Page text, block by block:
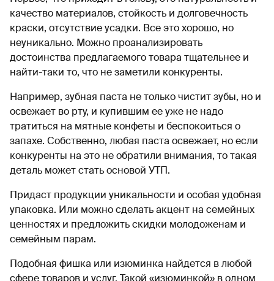
качество материалов, стойкость и долговечность
краски, отсутствие усадки. Все это хорошо, но
неуникально. Можно проанализировать
достоинства предлагаемого товара тщательнее и
найти-таки то, что не заметили конкуренты.
Например, зубная паста не только чистит зубы, но и
освежает во рту, и купившим ее уже не надо
тратиться на мятные конфеты и беспокоиться о
запахе. Собственно, любая паста освежает, но если
конкуренты на это не обратили внимания, то такая
деталь может стать основой УТП.
Придаст продукции уникальности и особая удобная
упаковка. Или можно сделать акцент на семейных
ценностях и предложить скидки молодоженам и
семейным парам.
Подобная фишка или изюминка найдется в любой
сфере товаров и услуг. Такой «изюминкой» в одном